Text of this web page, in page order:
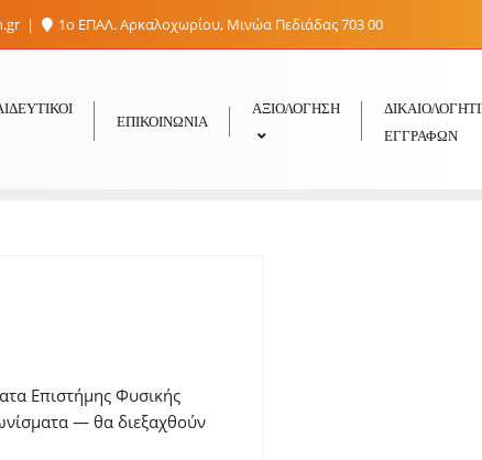
1ο ΕΠΑΛ. Αρκαλοχωρίου, Μινώα Πεδιάδας 703 00
ΕΠΙΚΟΙΝΩΝΊΑ
ΑΞΙΟΛΟΓΗΣΗ
ΕΓΓΡΑΦΏΝ
Επιστήμης Φυσικής
— θα διεξαχθούν